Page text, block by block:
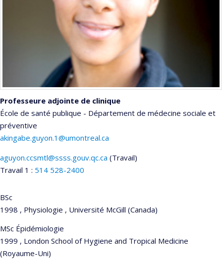
Professeure adjointe de clinique
École de santé publique - Département de médecine sociale et
préventive
akingabe.guyon.1@umontreal.ca
Courriels
aguyon.ccsmtl@ssss.gouv.qc.ca (Travail)
Travail 1 : 514 528-2400
BSc
1998 , Physiologie , Université McGill (Canada)
MSc Épidémiologie
1999 , London School of Hygiene and Tropical Medicine
(Royaume-Uni)